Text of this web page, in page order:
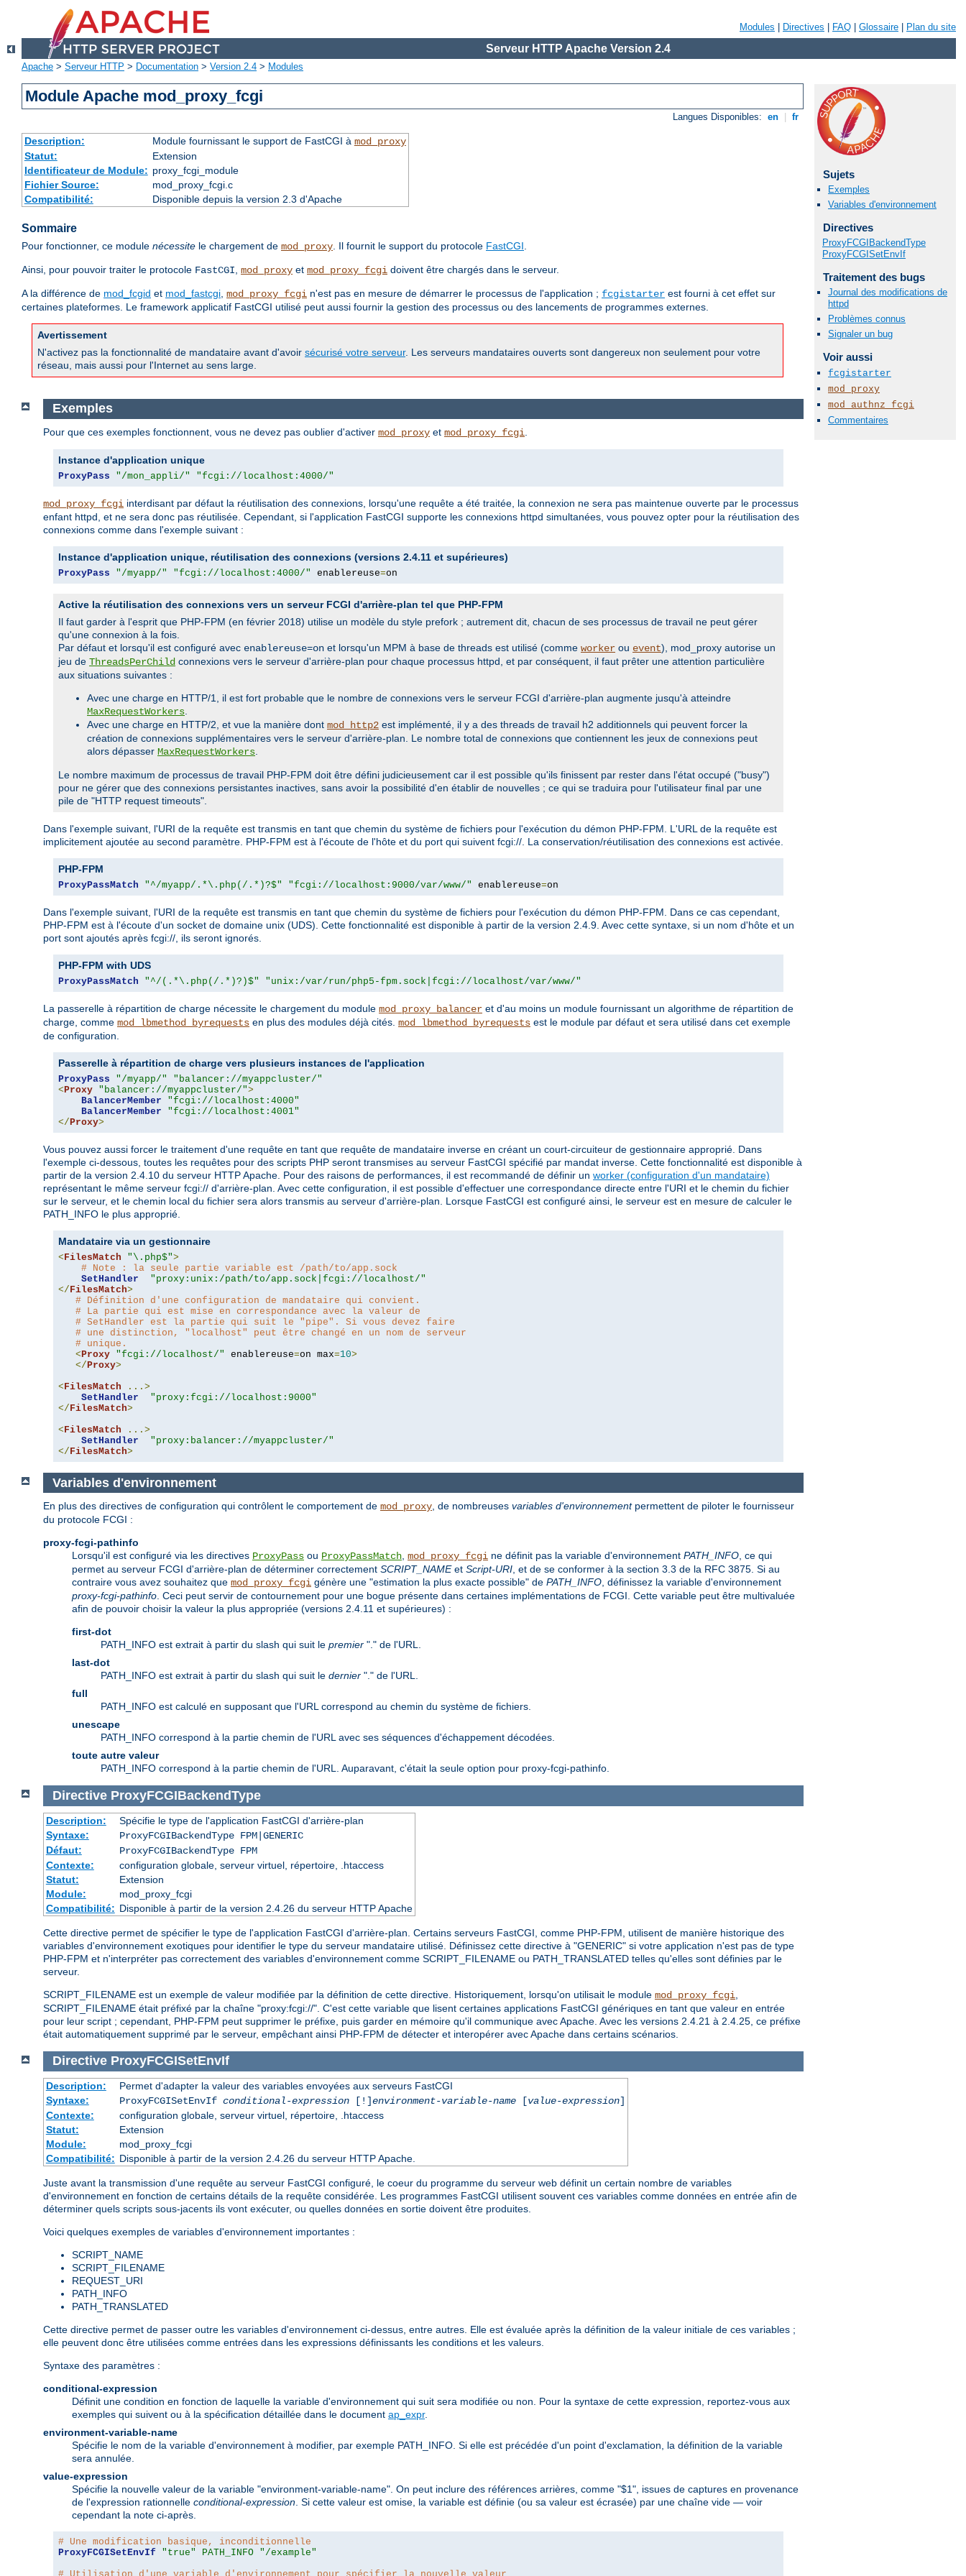
Modules Directives FAQ Glossaire Plan du site
Serveur HTTP Apache Version 2.4
Apache > Serveur HTTP > Documentation > Version 2.4 > Modules
Module Apache mod_proxy_fcgi
Langues Disponibles: en fr
Description: Module fournissant le support de FastCGI à mod_proxy
Statut:
Extension
Identificateur de Module: proxy_fcgi_module
Fichier Source:
mod_proxy_fcgi.c
Compatibilité:
Disponible depuis la version 2.3 d'Apache
Sommaire
Pour fonctionner, ce module nécessite le chargement de mod_proxy. Il fournit le support du protocole FastCGI.
Ainsi, pour pouvoir traiter le protocole FastCGI, mod_proxy et mod_proxy_fcgi doivent être chargés dans le serveur.
A la différence de mod_fcgid et mod_fastcgi, mod_proxy_fcgi n'est pas en mesure de démarrer le processus de l'application ; fcgistarter est fourni à cet effet sur
certaines plateformes. Le framework applicatif FastCGI utilisé peut aussi fournir la gestion des processus ou des lancements de programmes externes.
Avertissement
N'activez pas la fonctionnalité de mandataire avant d'avoir sécurisé votre serveur. Les serveurs mandataires ouverts sont dangereux non seulement pour votre
réseau, mais aussi pour l'Internet au sens large.
Sujets
Exemples
Variables d'environnement
Directives
ProxyFCGIBackendType
ProxyFCGISetEnvIf
Traitement des bugs
Journal des modifications de
httpd
Problèmes connus
Signaler un bug
Voir aussi
fcgistarter
mod_proxy
mod_authnz_fcgi
Commentaires
Exemples
Pour que ces exemples fonctionnent, vous ne devez pas oublier d'activer mod_proxy et mod_proxy_fcgi
Instance d'application unique
ProxyPass "/mon_appli/" "fcgi://localhost:4000/"
mod_proxy_fcgi interdisant par défaut la réutilisation des connexions, lorsqu'une requête a été traitée, la connexion ne sera pas maintenue ouverte par le processus
enfant httpd, et ne sera donc pas réutilisée. Cependant, si l'application FastCGI supporte les connexions httpd simultanées, vous pouvez opter pour la réutilisation des
connexions comme dans l'exemple suivant :
Instance d'application unique, réutilisation des connexions (versions 2.4.11 et supérieures)
ProxyPass "/myapp/" "fcgi://localhost:4000/" enablereuse=on
Active la réutilisation des connexions vers un serveur FCGI d'arrière-plan tel que PHP-FPM
Il faut garder à l'esprit que PHP-FPM (en février 2018) utilise un modèle du style prefork ; autrement dit, chacun de ses processus de travail ne peut gérer
qu'une connexion à la fois.
Par défaut et lorsqu'il est configuré avec enablereuse=on et lorsqu'un MPM à base de threads est utilisé (comme worker ou event), mod_proxy autorise un
jeu de ThreadsPerChild connexions vers le serveur d'arrière-plan pour chaque processus httpd, et par conséquent, il faut prêter une attention particulière
aux situations suivantes :
Avec une charge en HTTP/1, il est fort probable que le nombre de connexions vers le serveur FCGI d'arrière-plan augmente jusqu'à atteindre
MaxRequestWorkers
Avec une charge en HTTP/2, et vue la manière dont mod_http2 est implémenté, il y a des threads de travail h2 additionnels qui peuvent forcer la
création de connexions supplémentaires vers le serveur d'arrière-plan. Le nombre total de connexions que contiennent les jeux de connexions peut
alors dépasser MaxRequestWorkers
Le nombre maximum de processus de travail PHP-FPM doit être défini judicieusement car il est possible qu'ils finissent par rester dans l'état occupé ("busy")
pour ne gérer que des connexions persistantes inactives, sans avoir la possibilité d'en établir de nouvelles ; ce qui se traduira pour l'utilisateur final par une
pile de "HTTP request timeouts".
Dans l'exemple suivant, l'URI de la requête est transmis en tant que chemin du système de fichiers pour l'exécution du démon PHP-FPM. L'URL de la requête est
implicitement ajoutée au second paramètre. PHP-FPM est à l'écoute de l'hôte et du port qui suivent fcgi://. La conservation/réutilisation des connexions est activée.
PHP-FPM
ProxyPassMatch "^/myapp/.*\.php(/.*)?$" "fcgi://localhost:9000/var/www/" enablereuse=on
Dans l'exemple suivant, l'URI de la requête est transmis en tant que chemin du système de fichiers pour l'exécution du démon PHP-FPM. Dans ce cas cependant,
PHP-FPM est à l'écoute d'un socket de domaine unix (UDS). Cette fonctionnalité est disponible à partir de la version 2.4.9. Avec cette syntaxe, si un nom d'hôte et un
port sont ajoutés après fcgi://, ils seront ignorés.
PHP-FPM with UDS
ProxyPassMatch "^/(.*\.php(/.*)?)$" "unix:/var/run/php5-fpm.sock|fcgi://localhost/var/www/"
La passerelle à répartition de charge nécessite le chargement du module mod_proxy_balancer et d'au moins un module fournissant un algorithme de répartition de
charge, comme mod_lbmethod_byrequests en plus des modules déjà cités. mod_lbmethod_byrequests est le module par défaut et sera utilisé dans cet exemple
de configuration.
Passerelle à répartition de charge vers plusieurs instances de l'application
ProxyPass "/myapp/"
"balancer://myappcluster/"
< Proxy "balancer://myappcluster/">
BalancerMember
"fcgi://localhost:4000"
BalancerMember
"fcgi://localhost:4001"
</ Proxy>
Vous pouvez aussi forcer le traitement d'une requête en tant que requête de mandataire inverse en créant un court-circuiteur de gestionnaire approprié. Dans
l'exemple ci-dessous, toutes les requêtes pour des scripts PHP seront transmises au serveur FastCGI spécifié par mandat inverse. Cette fonctionnalité est disponible à
partir de la version 2.4.10 du serveur HTTP Apache. Pour des raisons de performances, il est recommandé de définir un worker (configuration d'un mandataire)
représentant le même serveur fcgi:// d'arrière-plan. Avec cette configuration, il est possible d'effectuer une correspondance directe entre l'URI et le chemin du fichier
sur le serveur, et le chemin local du fichier sera alors transmis au serveur d'arrière-plan. Lorsque FastCGI est configuré ainsi, le serveur est en mesure de calculer le
PATH_INFO le plus approprié.
Mandataire via un gestionnaire
< FilesMatch "\.php$">
# Note : la seule partie variable est /path/to/app.sock
SetHandler
"proxy:unix:/path/to/app.sock|fcgi://localhost/"
</ FilesMatch>
# Définition d'une configuration de mandataire qui convient.
# La partie qui est mise en correspondance avec la valeur de
# SetHandler est la partie qui suit le "pipe". Si vous devez faire
# une distinction, "localhost" peut être changé en un nom de serveur
# unique.
< Proxy "fcgi://localhost/" enablereuse=on max=10>
</ Proxy>
< FilesMatch
...>
SetHandler
"proxy:fcgi://localhost:9000"
</ FilesMatch>
< FilesMatch
...>
SetHandler
"proxy:balancer://myappcluster/"
</ FilesMatch>
Variables d'environnement
En plus des directives de configuration qui contrôlent le comportement de mod_proxy, de nombreuses variables d'environnementpermettent de piloter le fournisseur
du protocole FCGI :
proxy-fcgi-pathinfo
Lorsqu'il est configuré via les directives ProxyPass ou ProxyPassMatch, mod_proxy_fcgi ne définit pas la variable d'environnement PATH_INFO, ce qui
permet au serveur FCGI d'arrière-plan de déterminer correctement SCRIPT_NAMEet Script-URI, et de se conformer à la section 3.3 de la RFC 3875. Si au
contraire vous avez souhaitez que mod_proxy_fcgi génère une "estimation la plus exacte possible" de PATH_INFO, définissez la variable d'environnement
proxy-fcgi-pathinfo. Ceci peut servir de contournement pour une bogue présente dans certaines implémentations de FCGI. Cette variable peut être multivaluée
afin de pouvoir choisir la valeur la plus appropriée (versions 2.4.11 et supérieures) :
first-dot
PATH_INFO est extrait à partir du slash qui suit le premier "." de l'URL.
last-dot
PATH_INFO est extrait à partir du slash qui suit le dernier "." de l'URL.
full
PATH_INFO est calculé en supposant que l'URL correspond au chemin du système de fichiers.
unescape
PATH_INFO correspond à la partie chemin de l'URL avec ses séquences d'échappement décodées.
toute autre valeur
PATH_INFO correspond à la partie chemin de l'URL. Auparavant, c'était la seule option pour proxy-fcgi-pathinfo.
Directive ProxyFCGIBackendType
Description:
Spécifie le type de l'application FastCGI d'arrière-plan
Syntaxe:
ProxyFCGIBackendType FPM|GENERIC
Défaut:
ProxyFCGIBackendType FPM
Contexte:
configuration globale, serveur virtuel, répertoire, .htaccess
Statut:
Extension
Module:
mod_proxy_fcgi
Compatibilité: Disponible à partir de la version 2.4.26 du serveur HTTP Apache
Cette directive permet de spécifier le type de l'application FastCGI d'arrière-plan. Certains serveurs FastCGI, comme PHP-FPM, utilisent de manière historique des
variables d'environnement exotiques pour identifier le type du serveur mandataire utilisé. Définissez cette directive à "GENERIC" si votre application n'est pas de type
PHP-FPM et n'interpréter pas correctement des variables d'environnement comme SCRIPT_FILENAME ou PATH_TRANSLATED telles qu'elles sont définies par le
serveur.
SCRIPT_FILENAME est un exemple de valeur modifiée par la définition de cette directive. Historiquement, lorsqu'on utilisait le module mod_proxy_fcgi
SCRIPT_FILENAME était préfixé par la chaîne "proxy:fcgi://". C'est cette variable que lisent certaines applications FastCGI génériques en tant que valeur en entrée
pour leur script ; cependant, PHP-FPM peut supprimer le préfixe, puis garder en mémoire qu'il communique avec Apache. Avec les versions 2.4.21 à 2.4.25, ce préfixe
était automatiquement supprimé par le serveur, empêchant ainsi PHP-FPM de détecter et interopérer avec Apache dans certains scénarios.
Directive ProxyFCGISetEnvIf
Description:
Permet d'adapter la valeur des variables envoyées aux serveurs FastCGI
Syntaxe:
ProxyFCGISetEnvIf conditional-expression[!]environment-variable-name[value-expression]
Contexte:
configuration globale, serveur virtuel, répertoire, .htaccess
Statut:
Extension
Module:
mod_proxy_fcgi
Compatibilité: Disponible à partir de la version 2.4.26 du serveur HTTP Apache.
Juste avant la transmission d'une requête au serveur FastCGI configuré, le coeur du programme du serveur web définit un certain nombre de variables
d'environnement en fonction de certains détails de la requête considérée. Les programmes FastCGI utilisent souvent ces variables comme données en entrée afin de
déterminer quels scripts sous-jacents ils vont exécuter, ou quelles données en sortie doivent être produites.
Voici quelques exemples de variables d'environnement importantes :
SCRIPT_NAME
SCRIPT_FILENAME
REQUEST_URI
PATH_INFO
PATH_TRANSLATED
Cette directive permet de passer outre les variables d'environnement ci-dessus, entre autres. Elle est évaluée après la définition de la valeur initiale de ces variables ;
elle peuvent donc être utilisées comme entrées dans les expressions définissants les conditions et les valeurs.
Syntaxe des paramètres :
conditional-expression
Définit une condition en fonction de laquelle la variable d'environnement qui suit sera modifiée ou non. Pour la syntaxe de cette expression, reportez-vous aux
exemples qui suivent ou à la spécification détaillée dans le document ap_expr.
environment-variable-name
Spécifie le nom de la variable d'environnement à modifier, par exemple PATH_INFO. Si elle est précédée d'un point d'exclamation, la définition de la variable
sera annulée.
value-expression
Spécifie la nouvelle valeur de la variable "environment-variable-name". On peut inclure des références arrières, comme "$1", issues de captures en provenance
de l'expression rationnelle conditional-expression . Si cette valeur est omise, la variable est définie (ou sa valeur est écrasée) par une chaîne vide — voir
cependant la note ci-après.
# Une modification basique, inconditionnelle
ProxyFCGISetEnvIf
"true" PATH_INFO "/example"